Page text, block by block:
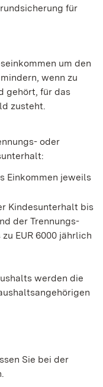
für
um den
wenn zu
gehört, für das
zusteht.
oder
Einkommen jeweils
Kindesunterhalt bis
der Trennungs-
EUR 6000 jährlich
werden die
Sie bei der